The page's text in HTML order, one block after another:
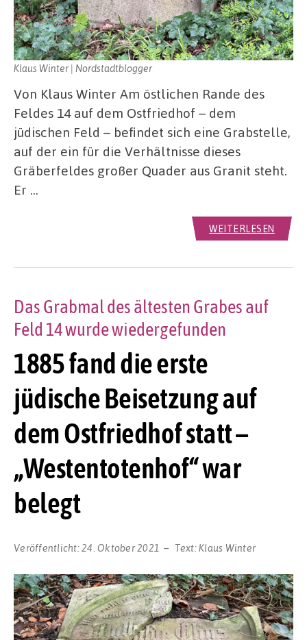
Klaus Winter | Nordstadtblogger
Von Klaus Winter Am östlichen Rande des
Feldes 14 auf dem Ostfriedhof – dem
jüdischen Feld – befindet sich eine Grabstelle,
auf der ein für die Verhältnisse dieses
Gräberfeldes großer Quader aus Granit steht.
Er …
WEITERLESEN
1885 fand die erste
jüdische Beisetzung auf
dem Ostfriedhof statt –
„Westentotenhof“ war
belegt
Das Grabmal des ältesten Grabes auf
Feld 14 wurde wiedergefunden
Veröffentlicht:24. Oktober 2021 Text:Klaus Winter